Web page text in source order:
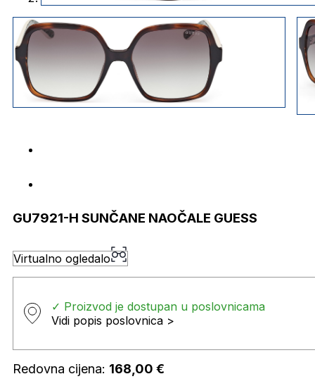
GU7921-H SUNČANE NAOČALE GUESS
Virtualno ogledalo
✓ Proizvod je dostupan u poslovnicama
Vidi popis poslovnica >
Redovna cijena: 168,00 €